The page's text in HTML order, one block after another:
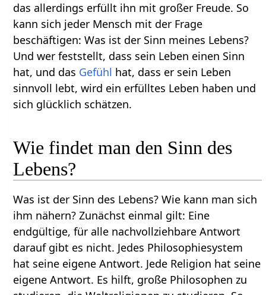
das allerdings erfüllt ihn mit großer Freude. So
kann sich jeder Mensch mit der Frage
beschäftigen: Was ist der Sinn meines Lebens?
Und wer feststellt, dass sein Leben einen Sinn
hat, und das Gefühl hat, dass er sein Leben
sinnvoll lebt, wird ein erfülltes Leben haben und
sich glücklich schätzen.
Wie findet man den Sinn des
Lebens?
Was ist der Sinn des Lebens? Wie kann man sich
ihm nähern? Zunächst einmal gilt: Eine
endgültige, für alle nachvollziehbare Antwort
darauf gibt es nicht. Jedes Philosophiesystem
hat seine eigene Antwort. Jede Religion hat seine
eigene Antwort. Es hilft, große Philosophen zu